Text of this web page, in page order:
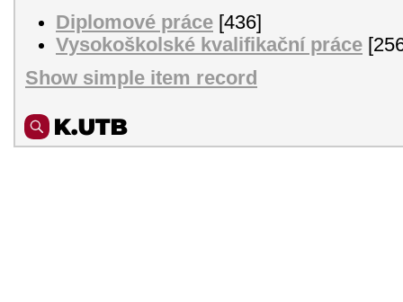
Diplomové práce [436]
Vysokoškolské kvalifikační práce
Show simple item record